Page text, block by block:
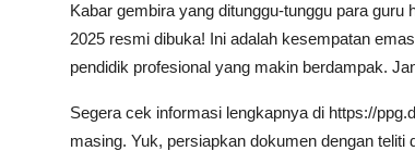
Lainnya
Kabar gembira yang ditunggu-tunggu para
2025 resmi dibuka! Ini adalah kesempatan
pendidik profesional yang makin berdampak.
Segera cek informasi lengkapnya di https://
masing. Yuk, persiapkan dokumen dengan